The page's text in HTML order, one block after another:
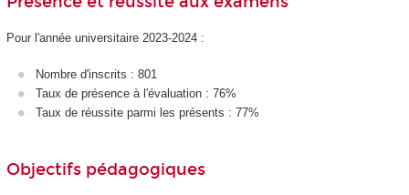
Pour l'année universitaire 2023-2024 :
Nombre d'inscrits : 801
Taux de présence à l'évaluation : 76%
Taux de réussite parmi les présents : 77%
Objectifs pédagogiques